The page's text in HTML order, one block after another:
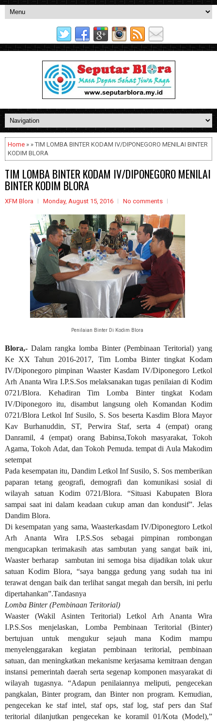
Home » » TIM LOMBA BINTER KODAM IV/DIPONEGORO MENILAI BINTER
KODIM BLORA
TIM LOMBA BINTER KODAM IV/DIPONEGORO MENILAI
BINTER KODIM BLORA
XFM Blora Monday, August 15, 2016 No comments
Penilaian Binter Di Kodim Blora
Blora,-Dalam rangka lomba Binter (Pembinaan Teritorial) yang
Ke XX Tahun 2016-2017, Tim Lomba Binter tingkat Kodam
IV/Diponegoro pimpinan Waaster Kasdam IV/Diponegoro Letkol
Arh Ananta Wira I.P.S.Sos melaksanakan tugas penilaian di Kodim
0721/Blora. Kehadiran Tim Lomba Binter tingkat Kodam
IV/Diponegoro itu, disambut langsung oleh Komandan Kodim
0721/Blora Letkol Inf Susilo, S. Sos beserta Kasdim Blora Mayor
Kav Burhanuddin, ST, Perwira Staf, serta 4 (empat) orang
Danramil, 4 (empat) orang Babinsa,Tokoh masyarakat, Tokoh
Agama, Tokoh Adat, dan Tokoh Pemuda. tempat di Aula Makodim
setempat
Pada kesempatan itu, Dandim Letkol Inf Susilo, S. Sos memberikan
paparan tetang geografi, demografi dan komunikasi sosial di
wilayah satuan Kodim 0721/Blora. “Situasi Kabupaten Blora
sampai saat ini dalam keadaan cukup aman dan kondusif”. Jelas
Dandim Blora.
Di kesempatan yang sama, Waasterkasdam IV/Diponegtoro Letkol
Arh Ananta Wira I.P.S.Sos sebagai pimpinan rombongan
mengucapkan terimakasih atas sambutan yang sangat baik ini,
Waaster berharap sambutan ini semoga bisa dijadikan tolak ukur
satuan Kodim Blora, “saya bangga gedung yang sudah tua ini
terawat dengan baik dan terlihat sangat megah dan bersih, ini perlu
dipertahankan”.Tandasnya
Lomba Binter (Pembinaan Teritorial)
Waaster (Wakil Asinten Teritorial) Letkol Arh Ananta Wira
I.P.S.Sos menjelaskan, Lomba Pembinaan Teritorial (Binter)
bertujuan untuk mengukur sejauh mana Kodim mampu
menyelenggarakan kegiatan pembinaan teritorial, pembinaan
satuan, dan meningkatkan mekanisme kerjasama kemitraan dengan
instansi pemerintah daerah serta segenap komponen masyarakat di
wilayah tugasnya. “Adapun penilaiannya meliputi, pengecekan
pangkalan, Binter program, dan Binter non program. Kemudian,
pengecekan ke staf intel, staf ops, staf log, staf pers dan Staf
teritorial dilanjutkan pengecekan ke koramil 01/Kota (Model),”